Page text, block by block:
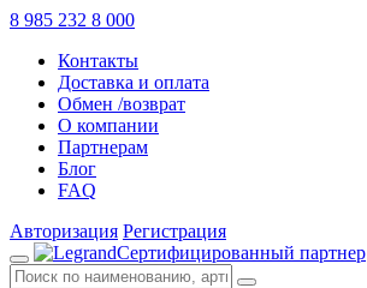
8 985 232 8 000
Контакты
Доставка и оплата
Обмен /возврат
О компании
Партнерам
Блог
FAQ
Авторизация Регистрация
Сертифицированный партнер